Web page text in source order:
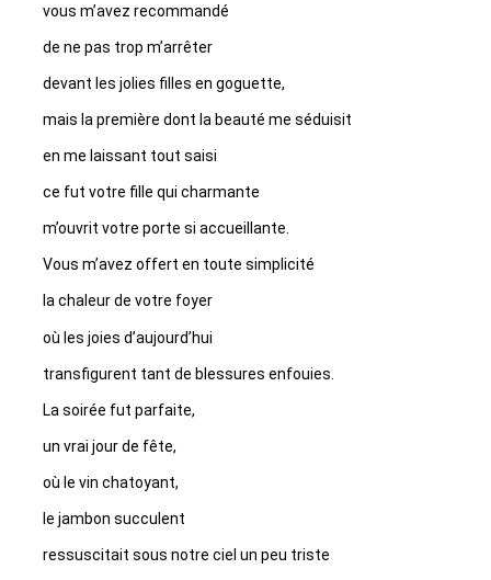
vous m’avez recommandé
de ne pas trop m’arrêter
devant les jolies filles en goguette,
mais la première dont la beauté me séduisit
en me laissant tout saisi
ce fut votre fille qui charmante
m’ouvrit votre porte si accueillante.
Vous m’avez offert en toute simplicité
la chaleur de votre foyer
où les joies d’aujourd’hui
transfigurent tant de blessures enfouies.
La soirée fut parfaite,
un vrai jour de fête,
où le vin chatoyant,
le jambon succulent
ressuscitait sous notre ciel un peu triste